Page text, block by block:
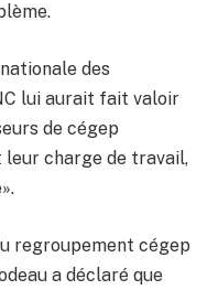
des
lui aurait fait valoir
de cégep
charge de travail,
regroupement cégep
a déclaré que